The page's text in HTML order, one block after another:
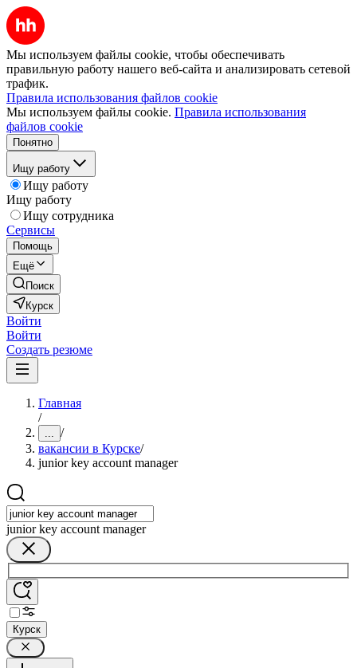
Мы используем файлы cookie, чтобы обеспечивать
правильную работу нашего веб-сайта и анализировать сетевой
трафик.
Правила использования файлов cookie
Мы используем файлы cookie. Правила использования
файлов cookie
Понятно
Ищу работу
Ищу работу
Ищу работу
Ищу сотрудника
Сервисы
Помощь
Ещё
Поиск
Курск
Войти
Войти
Создать резюме
Главная
/
... /
вакансии в Курске/
junior key account manager
junior key account manager
Курск